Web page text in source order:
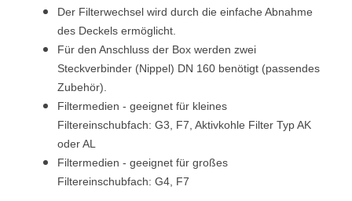
Der Filterwechsel wird durch die einfache Abnahme
des Deckels ermöglicht.
Für den Anschluss der Box werden zwei
Steckverbinder (Nippel) DN 160 benötigt (passendes
Zubehör).
Filtermedien - geeignet für kleines
Filtereinschubfach: G3, F7, Aktivkohle Filter Typ AK
oder AL
Filtermedien - geeignet für großes
Filtereinschubfach: G4, F7